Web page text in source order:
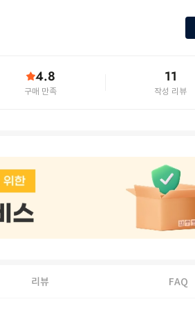
4.8
구매 만족
11
작성 리뷰
리뷰 FAQ